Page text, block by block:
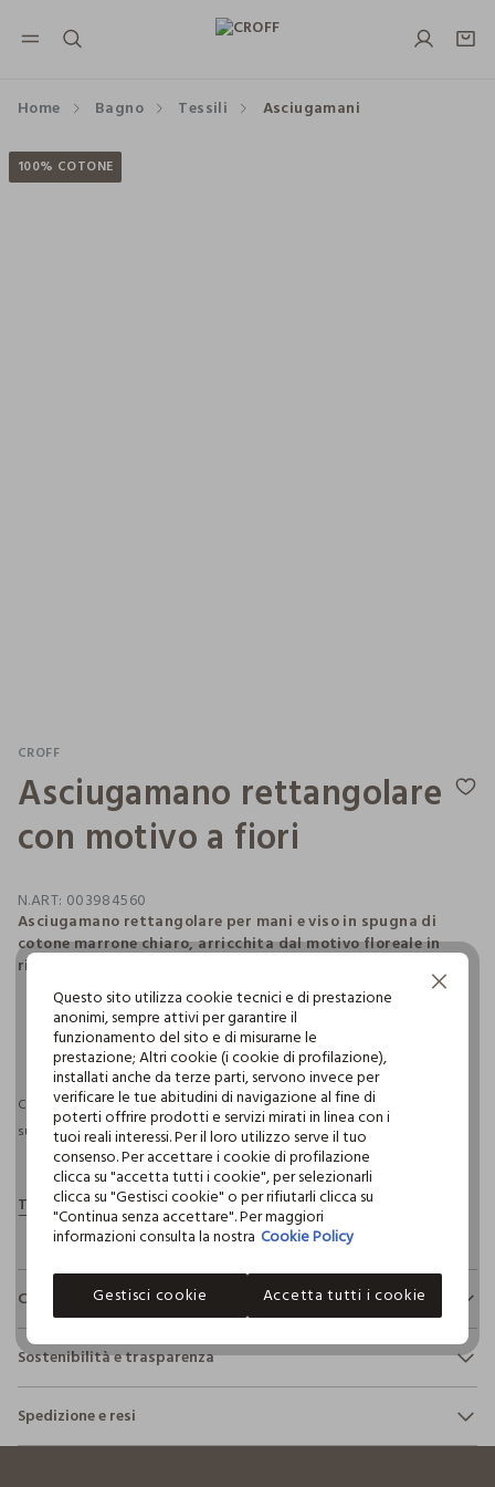
NAVIGATION.ARIA.GOTOMAINCONTENT
100% COTONE
Home Bagno Tessili Asciugamani
CROFF
Asciugamano rettangolare
con motivo a fiori
N.ART: 003984560
Asciugamano rettangolare per mani e viso in spugna di
cotone marrone chiaro, arricchita dal motivo floreale in
rilievo tono su tono. Dimensioni: 90 x 50 cm.
pdp.loyalty.section.advantages
Consegna prevista entro il 09/08/2026 e spedizione gratuita per ordini
superiori a 30€ se possiedi una CROFF Club.Maggiori informazioni
Composizione e cura
Composizione:
100% COTONE
Sostenibilità e trasparenza
Sicurezza
Il 100% dei nostri articoli viene sottoposto a test chimico-
fisici, per verificarne il rispetto dei limiti che abbiamo
Spedizione e resi
Questo sito utilizza cookie tecnici e di prestazione
anonimi, sempre attivi per garantire il
funzionamento del sito e di misurarne le
prestazione; Altri cookie (i cookie di profilazione),
installati anche da terze parti, servono invece per
verificare le tue abitudini di navigazione al fine di
poterti offrire prodotti e servizi mirati in linea con i
tuoi reali interessi. Per il loro utilizzo serve il tuo
consenso. Per accettare i cookie di profilazione
clicca su "accetta tutti i cookie", per selezionarli
clicca su "Gestisci cookie" o per rifiutarli clicca su
"Continua senza accettare". Per maggiori
informazioni consulta la nostra Cookie Policy
Gestisci cookie Accetta tutti i cookie
Continua senza accettare